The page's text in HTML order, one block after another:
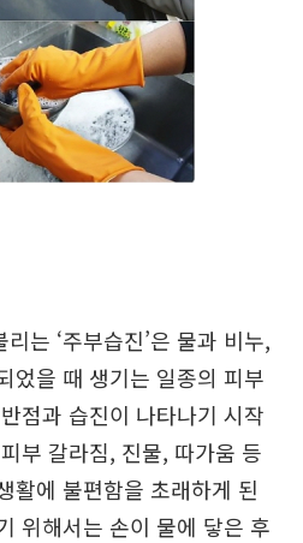
는 ‘주부습진’은 물과 비누,
었을 때 생기는 일종의 피부
점과 습진이 나타나기 시작
부 갈라짐, 진물, 따가움 등
활에 불편함을 초래하게 된
위해서는 손이 물에 닿은 후